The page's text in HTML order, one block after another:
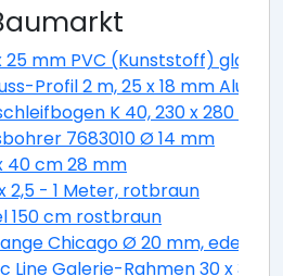
25 mm PVC (Kunststoff) glatt
Profil 2 m, 25 x 18 mm
K 40, 230 x 280 cm
7683010 Ø 14 mm
40 cm 28 mm
2,5 - 1 Meter, rotbraun
150 cm rostbraun
Chicago Ø 20 mm,
Line Galerie-Rahmen 30 x 30